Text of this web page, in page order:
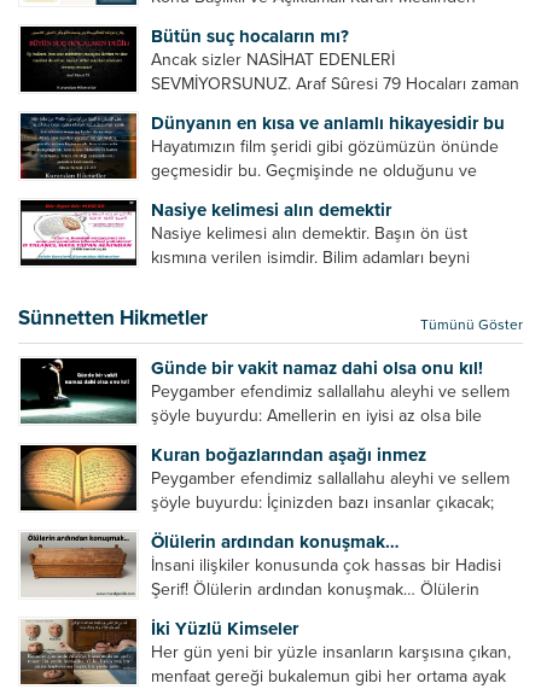
Bütün suç hocaların mı?
Ancak sizler NASİHAT EDENLERİ
SEVMİYORSUNUZ. Araf Sûresi 79 Hocaları zaman
geliştirmeleri hususunda bazen açık bazen gizli
tenkitlerde bulunmuşuzdur. Örneğin hocalarda
olması gereken hususları sıralar ve...
Dünyanın en kısa ve anlamlı hikayesidir bu
Hayatımızın film şeridi gibi gözümüzün önünde
geçmesidir bu. Geçmişinde ne olduğunu ve
âyetlere baksın. Hayatı özetler misin sorusuna
verilebilecek en kısa ve bir o...
Nasiye kelimesi alın demektir
Nasiye kelimesi alın demektir. Başın ön üst
kısmına verilen isimdir. Bilim adamları beyni
Beynin ön kısmında bulunan bölüme ön bellek
denir. Bu kısım insan vücudunda...
Sünnetten Hikmetler Tümünü Göster
Günde bir vakit namaz dahi olsa onu kıl!
Peygamber efendimiz sallallahu aleyhi ve sellem
şöyle buyurdu: Amellerin en iyisi az olsa bile
bir yere sahiptir. Namaz kul ile Allah arasındaki bir
toplantıdır....
Kuran boğazlarından aşağı inmez
Peygamber efendimiz sallallahu aleyhi ve sellem
şöyle buyurdu: İçinizden bazı insanlar çıkacak;
küçümseyeceksiniz. Onların oruçlarını görünce
kendi oruçlarınızı küçümseyeceksiniz. Onların
amellerini görünce kendi amellerinizi
küçümseyeceksiniz. ...
Ölülerin ardından konuşmak…
İnsani ilişkiler konusunda çok hassas bir Hadisi
Şerif! Ölülerin ardından konuşmak… Ölülerin
küfretmek, sövmek, onların günah ve kusurlarını
zikretmek ölüye zarar vermez, fayda da vermez....
İki Yüzlü Kimseler
Her gün yeni bir yüzle insanların karşısına çıkan,
menfaat gereği bukalemun gibi her ortama ayak